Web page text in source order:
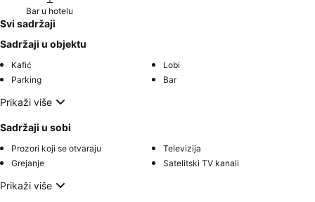
Bar u hotelu
Svi sadržaji
Sadržaji u objektu
Kafić
Lobi
Parking
Bar
Prikaži više
Sadržaji u sobi
Prozori koji se otvaraju
Televizija
Grejanje
Satelitski TV kanali
Prikaži više